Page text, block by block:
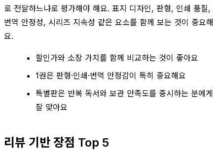
로 전달하느냐로 평가해야 해요. 표지 디자인, 판형, 인쇄 품질,
번역 안정성, 시리즈 지속성 같은 요소를 함께 보는 것이 중요해
요.
할인가와 소장 가치를 함께 비교하는 것이 좋아요
1권은 판형·인쇄·번역 안정감이 특히 중요해요
특별판은 반복 독서와 보관 만족도를 중시하는 분에게
잘 맞아요
리뷰 기반 장점 Top 5